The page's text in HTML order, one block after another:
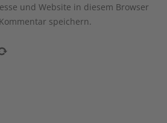
und Website in diesem Browser
speichern.